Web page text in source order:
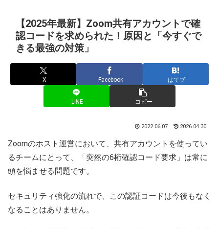
【2025年最新】Zoom共有アカウントで確
認コードを求められた！原因と「今すぐで
きる最強の対策」
X Facebook はてブ
LINE コピー
2022.06.07 2026.04.30
Zoomのホスト運営において、共有アカウントを使ってい
るチームにとって、「突然の6桁確認コード要求」は常に
頭を悩ませる問題です。
セキュリティ強化の流れで、この認証コードは今後もなく
なることはありません。